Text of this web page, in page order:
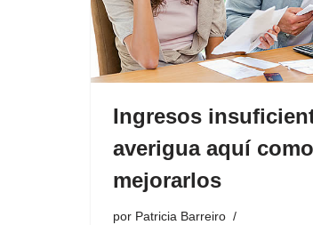
Ingresos
averigua aquí como
mejorarlos
por Patricia Barreiro